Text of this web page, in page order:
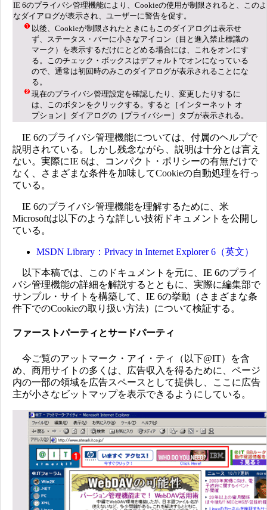
IE 6のプライバシ管理機能により、Cookieの使用が制限されると、この
なダイアログが表示され、ユーザーに警告を促す。
以後、Cookieが制限されたときにもこのダイアログは表示せ
ず、ステータス・バーに小さなアイコン（目と進入禁止標識の
マーク）を表示するだけにとどめる場合には、これをオンにす
る。このチェック・ボックスはデフォルトでオンになっている
ので、通常は初回時のみこのダイアログが表示されることにな
る。
現在のプライバシ管理設定を確認したり、変更したりするに
は、このボタンをクリックする。すると［インターネット オ
プション］ダイアログの［プライバシー］タブが表示される。
IE 6のプライバシ管理機能については、付属のヘルプで
説明されている。しかし残念ながら、説明は十分とは言え
ない。実際にIE 6は、コンパクト・ポリシーの有無だけで
なく、さまざまな条件を加味してCookieの自動処理を行っ
ている。
IE 6のプライバシ管理機能を理解するために、米
Microsoftは以下のような詳しい技術ドキュメントを公開し
ている。
MSDN Library：Privacy in Internet Explorer 6（英文）
以下本稿では、このドキュメントを元に、IE 6のプライ
バシ管理機能の詳細を解説するとともに、実際に編集部で
サンプル・サイトを構築して、IE 6の挙動（さまざまな条
件下でのCookieの取り扱い方法）について検証する。
ファーストパーティとサードパーティ
今ご覧のアットマーク・アイ・ティ（以下@IT）を含
め、商用サイトの多くは、広告収入を得るために、ページ
内の一部の領域を広告スペースとして提供し、ここに広告
主が小さなビットマップを表示できるようにしている。